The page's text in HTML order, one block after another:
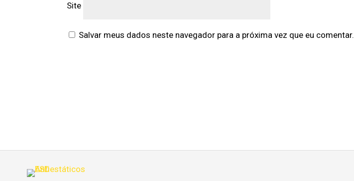
Site
Salvar meus dados neste navegador para a próxima vez que eu comentar.